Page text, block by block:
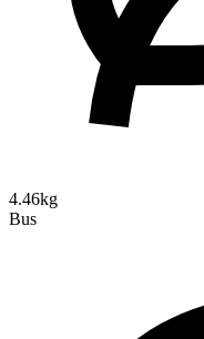
4.46kg
Bus